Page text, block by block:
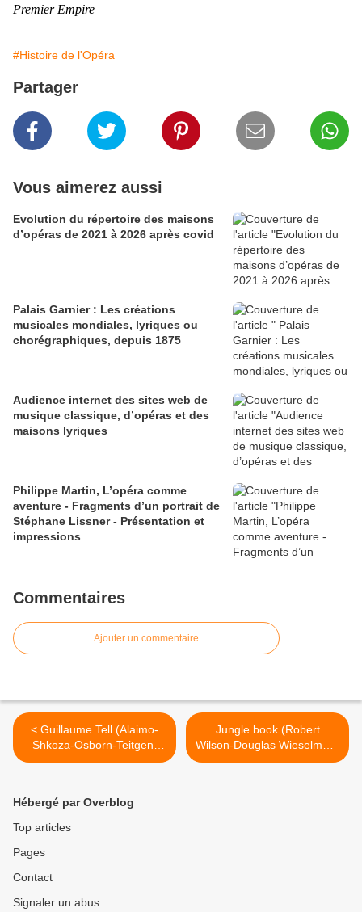
Premier Empire
#Histoire de l'Opéra
Partager
Vous aimerez aussi
Evolution du répertoire des maisons
d’opéras de 2021 à 2026 après covid
Palais Garnier : Les créations
musicales mondiales, lyriques ou
chorégraphiques, depuis 1875
Audience internet des sites web de
musique classique, d’opéras et des
maisons lyriques
Philippe Martin, L’opéra comme
aventure - Fragments d’un portrait de
Stéphane Lissner - Présentation et
impressions
Commentaires
Ajouter un commentaire
< Guillaume Tell (Alaimo-
Shkoza-Osborn-Teitgen-
Archibald-Rustioni-Kratzer)
Jungle book (Robert
Wilson-Douglas Wieselman-
CocoRosie) Théâtre de la
Hébergé par Overblog
Top articles
Pages
Contact
Signaler un abus